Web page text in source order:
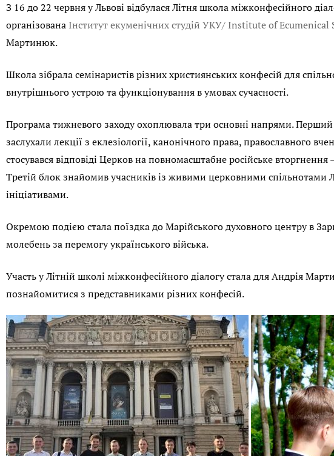
З 16 до 22 червня у Львові відбулася Літня школа міжконфесійного
організована Інститут екуменічних студій УКУ/ Institute of Ecumenical
Мартинюк.
Школа зібрала семінаристів різних християнських конфесій для
внутрішнього устрою та функціонування в умовах сучасності.
Програма тижневого заходу охоплювала три основні напрями.
заслухали лекції з еклезіології, канонічного права, православного
стосувався відповіді Церков на повномасштабне російське
Третій блок знайомив учасників із живими церковними
ініціативами.
Окремою подією стала поїздка до Марійського духовного центру в
молебень за перемогу українського війська.
Участь у Літній школі міжконфесійного діалогу стала для Андрія
познайомитися з представниками різних конфесій.